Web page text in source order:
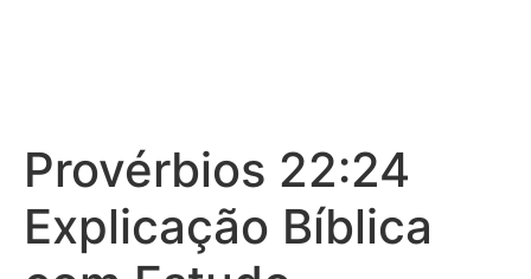
Provérbios 22:24
Explicação Bíblica